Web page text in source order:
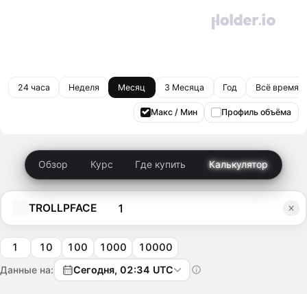
24 часа Неделя Месяц 3 Месяца Год Всё время
Макс / Мин Профиль объёма
Обзор Курс Где купить Калькулятор
TROLLPFACE
1 10 100 1000 10000
Данные на: Сегодня, 02:34 UTC